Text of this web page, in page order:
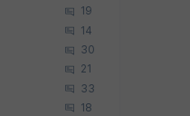
19
14
30
21
33
18